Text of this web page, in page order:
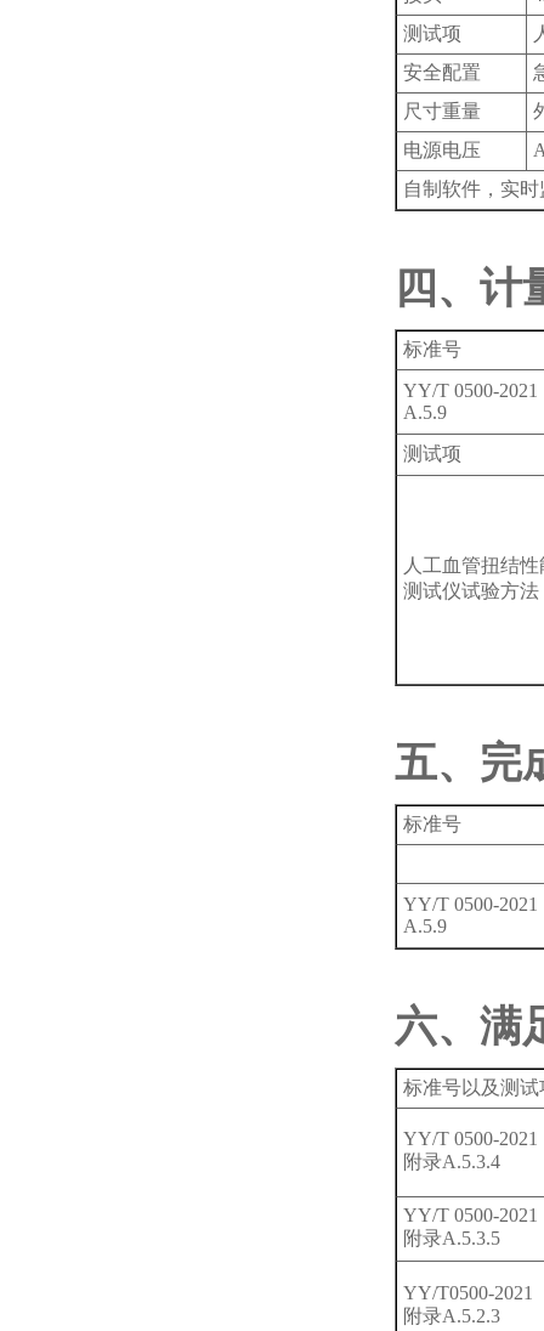
测试项
安全配置
尺寸重量
电源电压
自制软件，实
四、计
标准号
YY/T 0500-2021
A.5.9
测试项
人工血管扭结性
测试仪试验方法
五、完
标准号
YY/T 0500-2021
A.5.9
六、满
标准号以及测试
YY/T 0500-
附录A.5.3.4
YY/T 0500-
附录A.5.3.5
YY/T0500-2021
附录A.5.2.3